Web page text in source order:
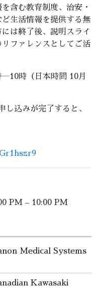
含む教育制度、治安・
生活情報を提供する無
は終了後、説明スライ
ファレンスとしてご活
時（日本時間 10月
込みが完了すると、
PM – 10:00 PM
Medical Systems
Kawasaki